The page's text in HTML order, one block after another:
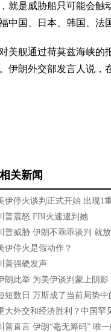
就是威胁船只可能会触
中国、日本、韩国、法
美舰通过荷莫兹海峡的
伊朗外交部发言人说，
相关新闻
伊停火谈判正式开始 出现1
普震怒 FBI火速逮到她
普威胁 伊朗不乖乖谈判 就
伊停火是假动作？
普强硬发声
朗此举 为美伊谈判蒙上阴影
短数日 万斯成了当前局势中
大外交和经济胜利？中国罕
普直言 伊朗“毫无筹码” 唯